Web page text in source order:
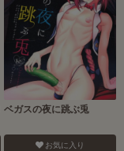
ベガスの夜に跳ぶ兎
お気に入り